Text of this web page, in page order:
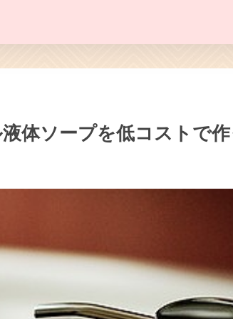
体ソープを低コストで